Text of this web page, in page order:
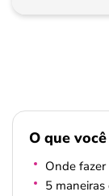
O que
Onde fazer
5 maneiras